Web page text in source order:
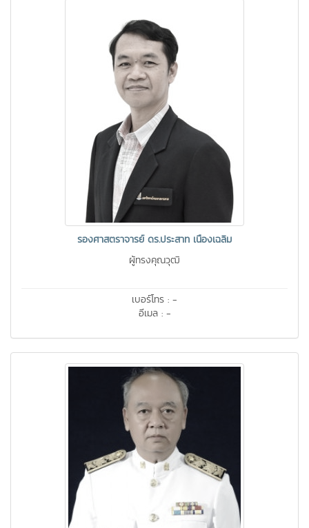
รองศาสตราจารย์ ดร.ประสาท เนืองเฉลิม
ผู้ทรงคุณวุฒิ
เบอร์โทร : -
อีเมล : -